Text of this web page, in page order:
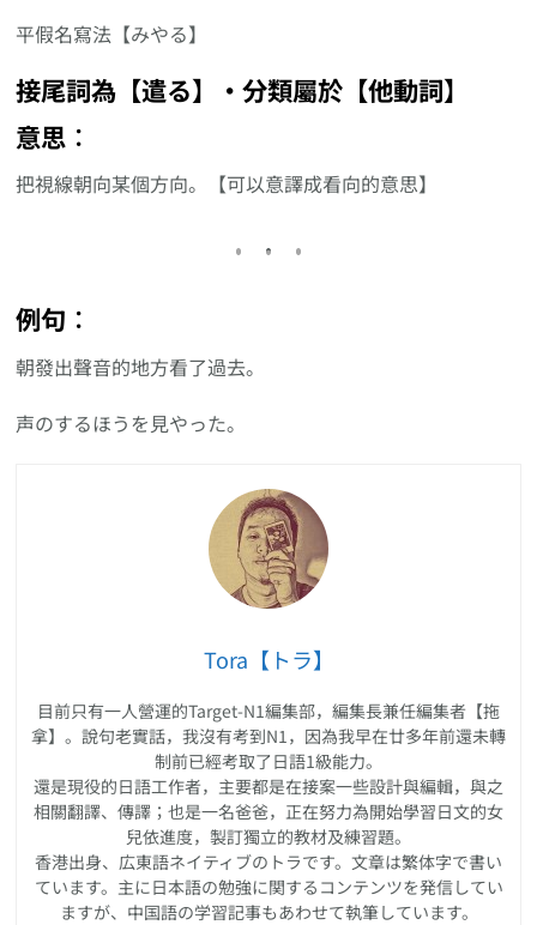
平假名寫法【みやる】
接尾詞為【遣る】‧分類屬於【他動詞】
意思︰
把視線朝向某個方向。【可以意譯成看向的意思】
例句︰
朝發出聲音的地方看了過去。
声のするほうを見やった。
Tora【トラ】
目前只有一人營運的Target-N1編集部，編集長兼任編集者【拖
拿】。說句老實話，我沒有考到N1，因為我早在廿多年前還未轉
制前已經考取了日語1級能力。
還是現役的日語工作者，主要都是在接案一些設計與編輯，與之
相關翻譯、傳譯；也是一名爸爸，正在努力為開始學習日文的女
兒依進度，製訂獨立的教材及練習題。
香港出身、広東語ネイティブのトラです。文章は繁体字で書い
ています。主に日本語の勉強に関するコンテンツを発信してい
ますが、中国語の学習記事もあわせて執筆しています。